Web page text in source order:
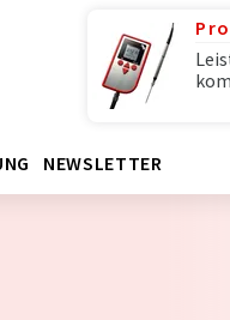
NEWSLETTER